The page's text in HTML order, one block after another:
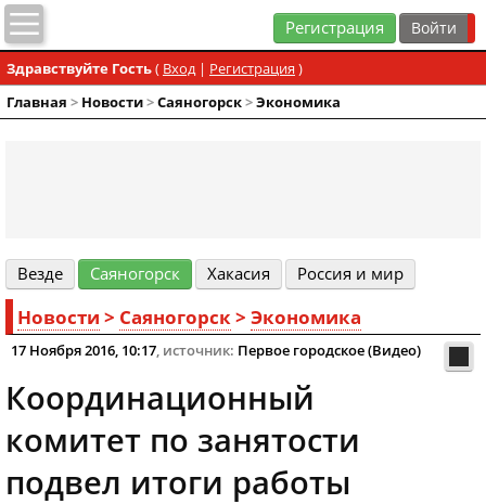
Регистрация
Здравствуйте Гость( Вход| Регистрация )
Главная > Новости>Cаяногорск>Экономика
Везде Cаяногорск Хакасия Россия и мир
Новости > Cаяногорск> Экономика
17 Ноября 2016, 10:17, источник: Первое городское (Видео)
Координационный
комитет по занятости
подвел итоги работы